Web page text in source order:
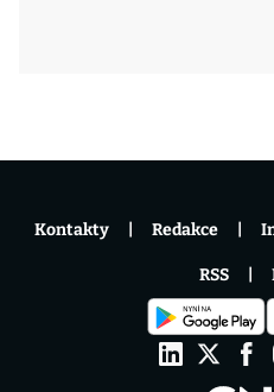
Kontakty Redakce
RSS